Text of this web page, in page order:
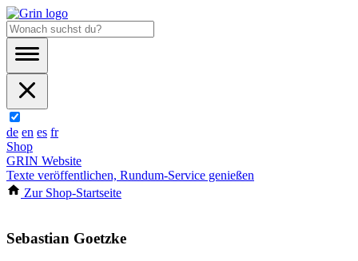
de en es fr
Shop
GRIN Website
Texte veröffentlichen, Rundum-Service genießen
Zur Shop-Startseite
Sebastian Goetzke